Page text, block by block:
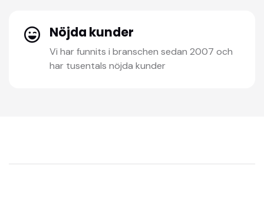
Nöjda kunder
Vi har funnits i branschen sedan 2007 och
har tusentals nöjda kunder